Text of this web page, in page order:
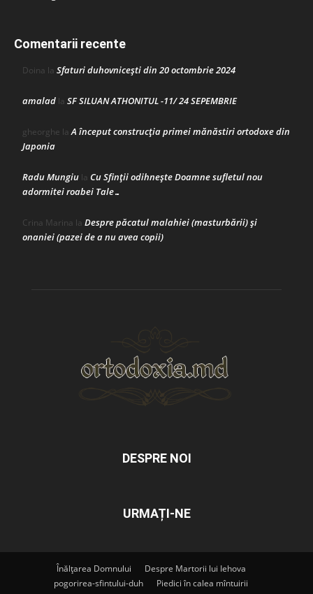
Comentarii recente
Doina la Sfaturi duhovnicești din 20 octombrie 2024
amalad la SF SILUAN ATHONITUL -11/ 24 SEPEMBRIE
gheorghe laA început construcţia primei mănăstiri ortodoxe din
Japonia
Radu Mungiu la Cu Sfinții odihnește Doamne sufletul nou
adormitei roabei Tale…
Crina Marina la Despre păcatul malahiei (masturbării) şi
onaniei (pazei de a nu avea copii)
DESPRE NOI
URMAȚI-NE
Înălțarea Domnului
Despre Martorii lui Iehova
pogorirea-sfintului-duh
Piedici în calea mîntuirii